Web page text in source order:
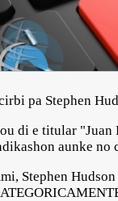
pa Stephen
di e titular "Juan
aunke no
Stephen